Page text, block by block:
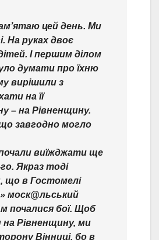
цей день. Ми
На руках двоє
І першим ділом
думати про їхню
вирішили з
на її
– на Рівненщину.
завгодно могло
виїжджати ще
Якраз тоді
що в Гостомелі
моск@льський
почалися бої. Щоб
Рівненщину, ми
Вінниці, бо в